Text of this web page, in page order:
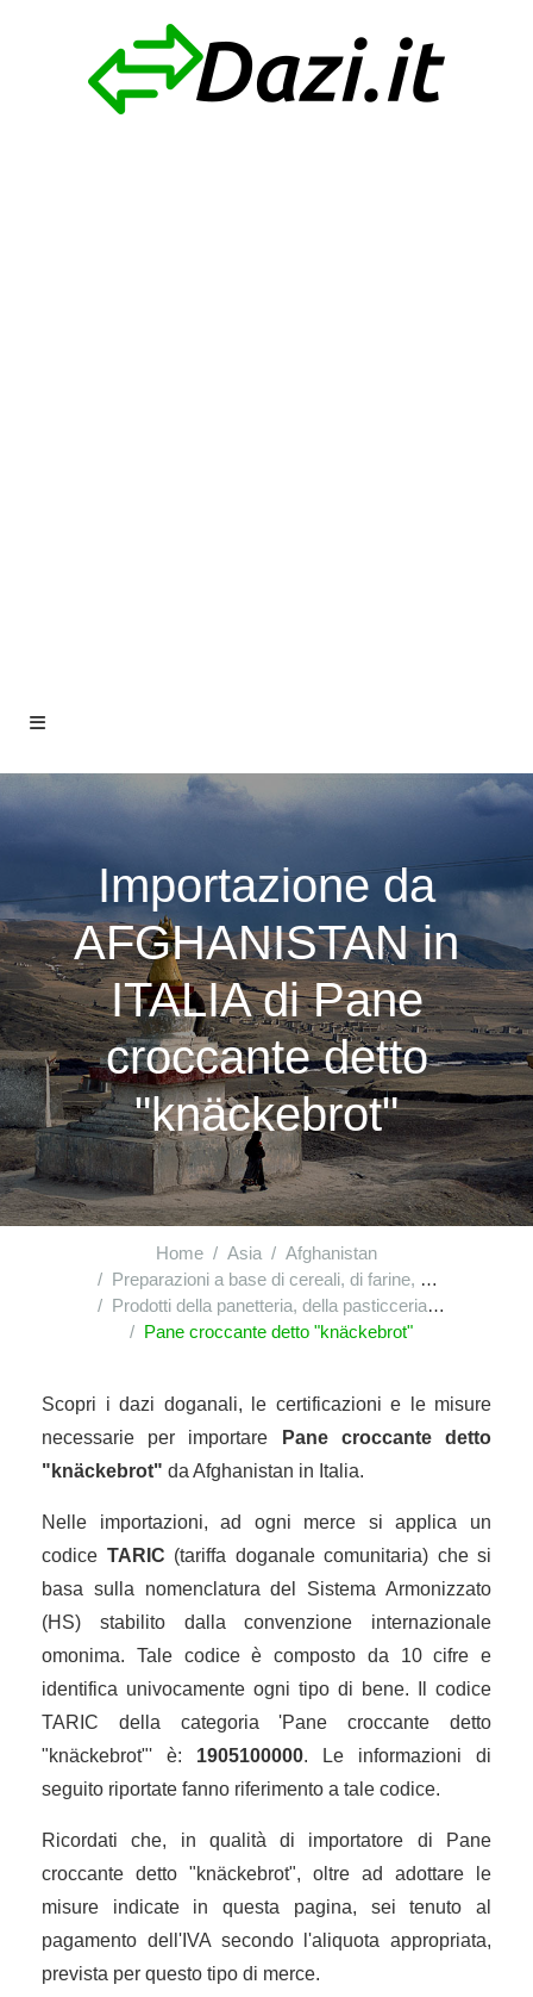
Importazione da
AFGHANISTAN in
ITALIA di Pane
croccante detto
"knäckebrot"
Home Asia
Afghanistan
Preparazioni a base di cereali, di farine, di amidi, di fecole o di latte; prodotti della pasticceria
Prodotti della panetteria, della pasticceria o della biscotteria, anche con aggiunta di cacao; ostie, capsule vuote dei tipi utilizzati per medicamenti, ostie per sigilli, paste in sfoglie essiccate di farina, di amido o di fecola e prodotti simili
Pane croccante detto "knäckebrot"
Scopri i dazi doganali, le certificazioni e le misure
necessarie per importare
Pane croccante detto
"knäckebrot" da Afghanistan in Italia.
Nelle importazioni, ad ogni merce si applica un
codice TARIC (tariffa doganale comunitaria) che si
basa sulla nomenclatura del Sistema Armonizzato
(HS) stabilito dalla convenzione internazionale
omonima. Tale codice è composto da 10 cifre e
identifica univocamente ogni tipo di bene. Il codice
TARIC della categoria 'Pane croccante detto
"knäckebrot"' è: 1905100000. Le informazioni di
seguito riportate fanno riferimento a tale codice.
Ricordati che, in qualità di importatore di Pane
croccante detto "knäckebrot", oltre ad adottare le
misure indicate in questa pagina, sei tenuto al
pagamento dell'IVA secondo l'aliquota appropriata,
prevista per questo tipo di merce.